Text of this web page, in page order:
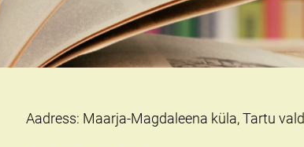
Aadress: Maarja-Magdaleena küla, Tartu